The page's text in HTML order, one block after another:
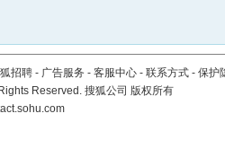
招聘 - 广告服务 - 客服中心 - 联系方式 - 保护
Reserved. 搜狐公司 版权所有